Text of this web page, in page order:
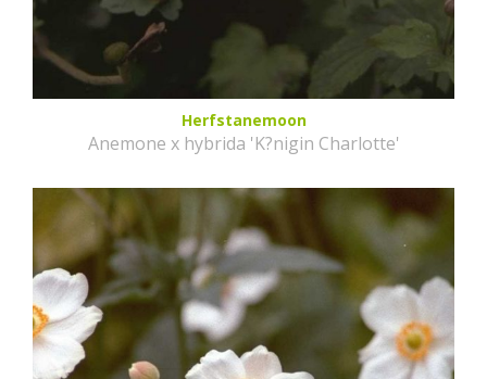
Herfstanemoon
Anemone x hybrida 'K?nigin Charlotte'